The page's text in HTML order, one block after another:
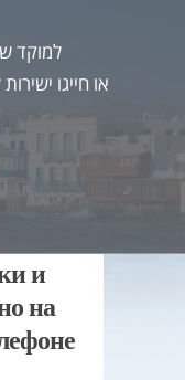
למוקד
או חייגו
и
на